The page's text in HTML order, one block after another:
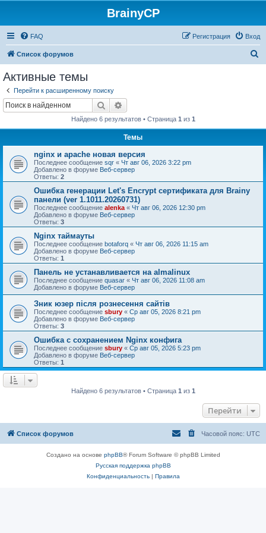
BrainyCP
FAQ Вход
Регистрация
Список форумов
Активные темы
Перейти к расширенному поиску
Поиск
Найдено 6 результатов • Страница 1 из 1
Темы
nginx и apache новая версия
Последнее сообщение sqr « Чт авг 06, 2026 3:22 pm
Добавлено в форуме Веб-сервер
Ответы: 2
Ошибка генерации Let's Encrypt сертификата для Brainy
панели (ver 1.1011.20260731)
Последнее сообщение alenka « Чт авг 06, 2026 12:30 pm
Добавлено в форуме Веб-сервер
Ответы: 3
Nginx таймауты
Последнее сообщение botaforq « Чт авг 06, 2026 11:15 am
Добавлено в форуме Веб-сервер
Ответы: 1
Панель не устанавливается на almalinux
Последнее сообщение quasar « Чт авг 06, 2026 11:08 am
Добавлено в форуме Веб-сервер
Зник юзер після рознесення сайтів
Последнее сообщение sbury « Ср авг 05, 2026 8:21 pm
Добавлено в форуме Веб-сервер
Ответы: 3
Ошибка с сохранением Nginx конфига
Последнее сообщение sbury « Ср авг 05, 2026 5:23 pm
Добавлено в форуме Веб-сервер
Ответы: 1
Найдено 6 результатов • Страница 1 из 1
Перейти
Список форумов Часовой пояс: UTC
Создано на основе phpBB® Forum Software © phpBB Limited
Русская поддержка phpBB
Конфиденциальность| Правила